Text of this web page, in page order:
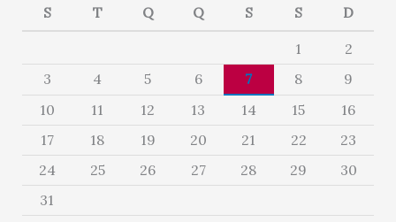
S T Q Q S S D
1
2
3
4 5 6 7 8
9
10
11 12 13 14 15
16
17
18 19 20 21 22
23
24
25 26 27 28 29
30
31